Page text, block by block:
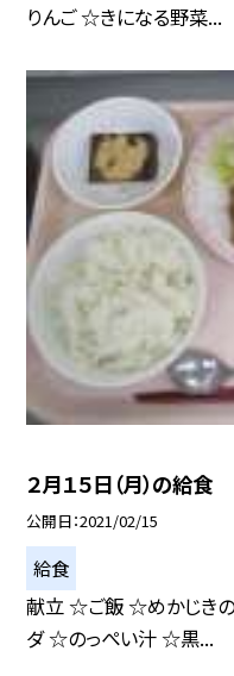
りんご ☆きになる野菜...
２月１５日（月）の給食
公開日 2021/02/15
給食
献立 ☆ご飯 ☆めかじき
ダ ☆のっぺい汁 ☆黒...